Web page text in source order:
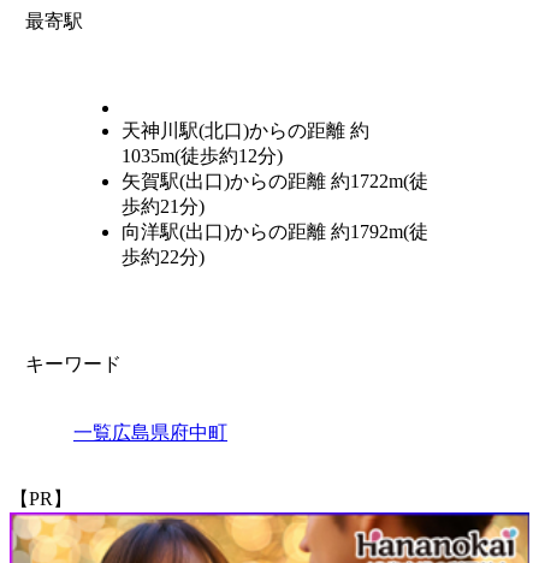
最寄駅
天神川駅(北口)からの距離 約
1035m(徒歩約12分)
矢賀駅(出口)からの距離 約1722m(徒
歩約21分)
向洋駅(出口)からの距離 約1792m(徒
歩約22分)
キーワード
一覧広島県府中町
【PR】